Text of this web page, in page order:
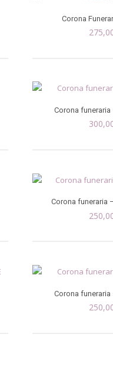
Corona
Corona funeraria
Corona funeraria
Corona funeraria